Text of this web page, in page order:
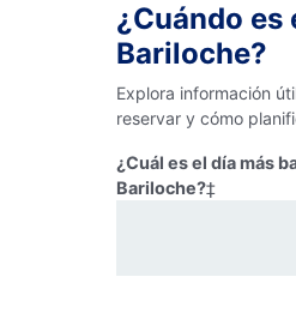
¿Cuándo es
Bariloche?
Explora información
reservar y cómo
¿Cuál es el día más
Bariloche?‡